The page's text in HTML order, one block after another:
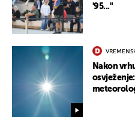
'95..."
Nakon